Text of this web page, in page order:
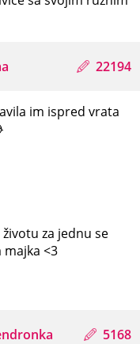
22194
im ispred vrata
za jednu se
<3
5168